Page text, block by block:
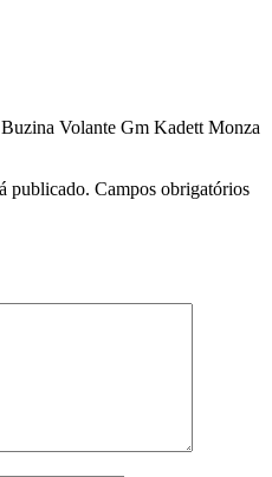
Volante Gm Kadett Monza
publicado. Campos obrigatórios